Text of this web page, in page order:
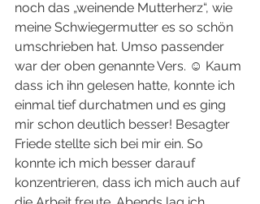
noch das „weinende Mutterherz“, wie
meine Schwiegermutter es so schön
umschrieben hat. Umso passender
war der oben genannte Vers. ☺️ Kaum
dass ich ihn gelesen hatte, konnte ich
einmal tief durchatmen und es ging
mir schon deutlich besser! Besagter
Friede stellte sich bei mir ein. So
konnte ich mich besser darauf
konzentrieren, dass ich mich auch auf